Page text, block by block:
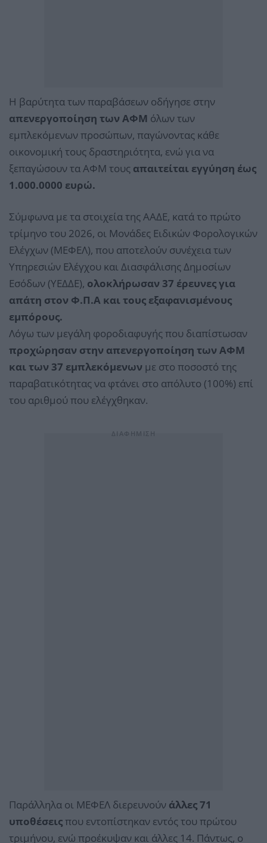
Η βαρύτητα των παραβάσεων οδήγησε στην
απενεργοποίηση των ΑΦΜ όλων των
εμπλεκόμενων προσώπων, παγώνοντας κάθε
οικονομική τους δραστηριότητα, ενώ για να
ξεπαγώσουν τα ΑΦΜ τους απαιτείται εγγύηση έως
1.000.0000 ευρώ.
Σύμφωνα με τα στοιχεία της ΑΑΔΕ, κατά το πρώτο
τρίμηνο του 2026, οι Μονάδες Ειδικών Φορολογικών
Ελέγχων (ΜΕΦΕΛ), που αποτελούν συνέχεια των
Υπηρεσιών Ελέγχου και Διασφάλισης Δημοσίων
Εσόδων (ΥΕΔΔΕ), ολοκλήρωσαν 37 έρευνες για
απάτη στον Φ.Π.Α και τους εξαφανισμένους
εμπόρους.
Λόγω των μεγάλη φοροδιαφυγής που διαπίστωσαν
προχώρησαν στην απενεργοποίηση των ΑΦΜ
και των 37 εμπλεκόμενων με στο ποσοστό της
παραβατικότητας να φτάνει στο απόλυτο (100%) επί
του αριθμού που ελέγχθηκαν.
Παράλληλα οι ΜΕΦΕΛ διερευνούν άλλες 71
υποθέσειςπου εντοπίστηκαν εντός του πρώτου
τριμήνου, ενώ προέκυψαν και άλλες 14. Πάντως, ο